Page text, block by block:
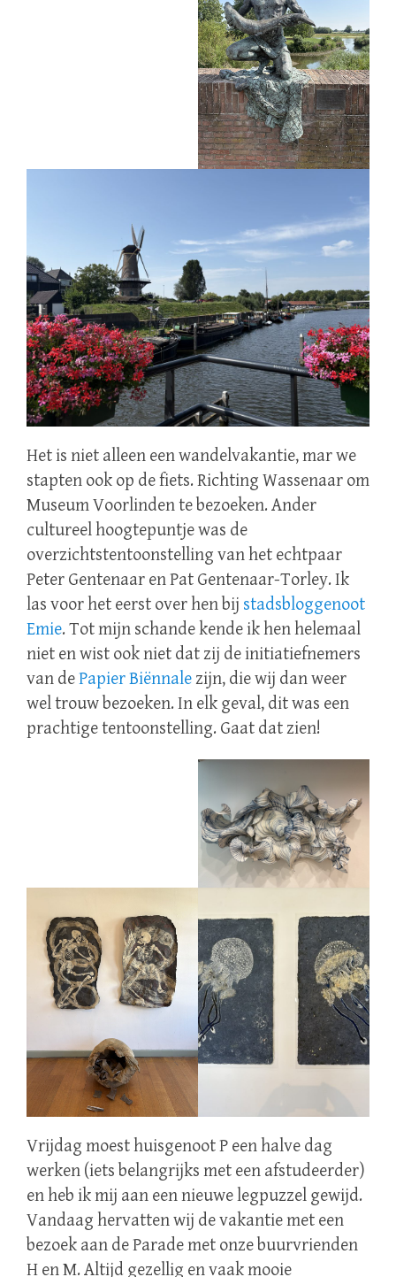
Het is niet alleen een wandelvakantie, mar we
stapten ook op de fiets. Richting Wassenaar om
Museum Voorlinden te bezoeken. Ander
cultureel hoogtepuntje was de
overzichtstentoonstelling van het echtpaar
Peter Gentenaar en Pat Gentenaar-Torley. Ik
las voor het eerst over hen bij stadsbloggenoot
Emie. Tot mijn schande kende ik hen helemaal
niet en wist ook niet dat zij de initiatiefnemers
van dePapier Biënnalezijn, die wij dan weer
wel trouw bezoeken. In elk geval, dit was een
prachtige tentoonstelling. Gaat dat zien!
Vrijdag moest huisgenoot P een halve dag
werken (iets belangrijks met een afstudeerder)
en heb ik mij aan een nieuwe legpuzzel gewijd.
Vandaag hervatten wij de vakantie met een
bezoek aan de Parade met onze buurvrienden
H en M. Altijd gezellig en vaak mooie